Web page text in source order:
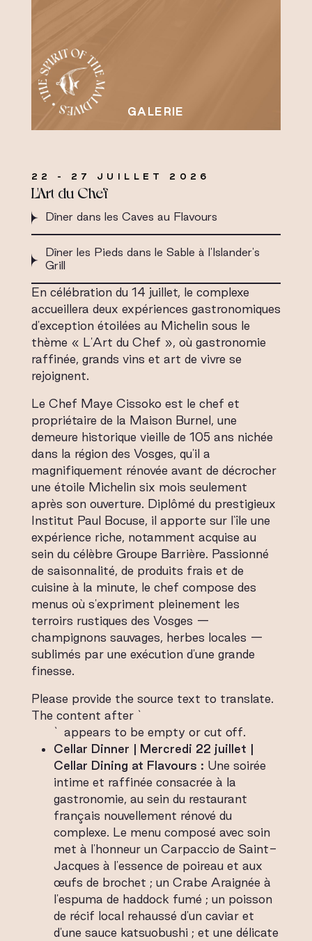
22 - 27 JUILLET 2026
L'Art du Chef
Dîner dans les Caves au Flavours
Dîner les Pieds dans le Sable à l'Islander's
Grill
En célébration du 14 juillet, le complexe
accueillera deux expériences gastronomiques
d'exception étoilées au Michelin sous le
thème « L'Art du Chef », où gastronomie
raffinée, grands vins et art de vivre se
rejoignent.
Le Chef Maye Cissoko est le chef et
propriétaire de la Maison Burnel, une
demeure historique vieille de 105 ans nichée
dans la région des Vosges, qu'il a
magnifiquement rénovée avant de décrocher
une étoile Michelin six mois seulement
après son ouverture. Diplômé du prestigieux
Institut Paul Bocuse, il apporte sur l'île une
expérience riche, notamment acquise au
sein du célèbre Groupe Barrière. Passionné
de saisonnalité, de produits frais et de
cuisine à la minute, le chef compose des
menus où s'expriment pleinement les
terroirs rustiques des Vosges —
champignons sauvages, herbes locales —
sublimés par une exécution d'une grande
finesse.
Please provide the source text to translate.
The content after `
` appears to be empty or cut off.
Cellar Dinner | Mercredi 22 juillet |
Cellar Dining at Flavours : Une soirée
intime et raffinée consacrée à la
gastronomie, au sein du restaurant
français nouvellement rénové du
complexe. Le menu composé avec soin
met à l'honneur un Carpaccio de Saint-
Jacques à l'essence de poireau et aux
œufs de brochet ; un Crabe Araignée à
l'espuma de haddock fumé ; un poisson
de récif local rehaussé d'un caviar et
d'une sauce katsuobushi ; et une délicate